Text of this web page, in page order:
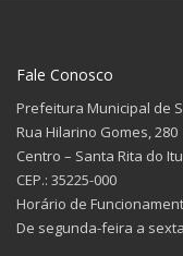
Fale Conosco
Prefeitura Municipal de
Rua Hilarino Gomes, 280
Centro – Santa Rita do
CEP.: 35225-000
Horário de
De segunda-feira a